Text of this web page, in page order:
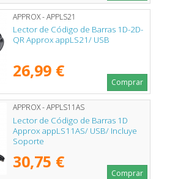
APPROX - APPLS21
Lector de Código de Barras 1D-2D-
QR Approx appLS21/ USB
26,99 €
Comprar
APPROX - APPLS11AS
Lector de Código de Barras 1D
Approx appLS11AS/ USB/ Incluye
Soporte
30,75 €
Comprar